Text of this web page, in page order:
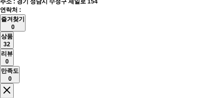
주소 : 경기 성남시 수정구 제일로 154
연락처 :
즐겨찾기
0
상품
32
리뷰
0
만족도
0